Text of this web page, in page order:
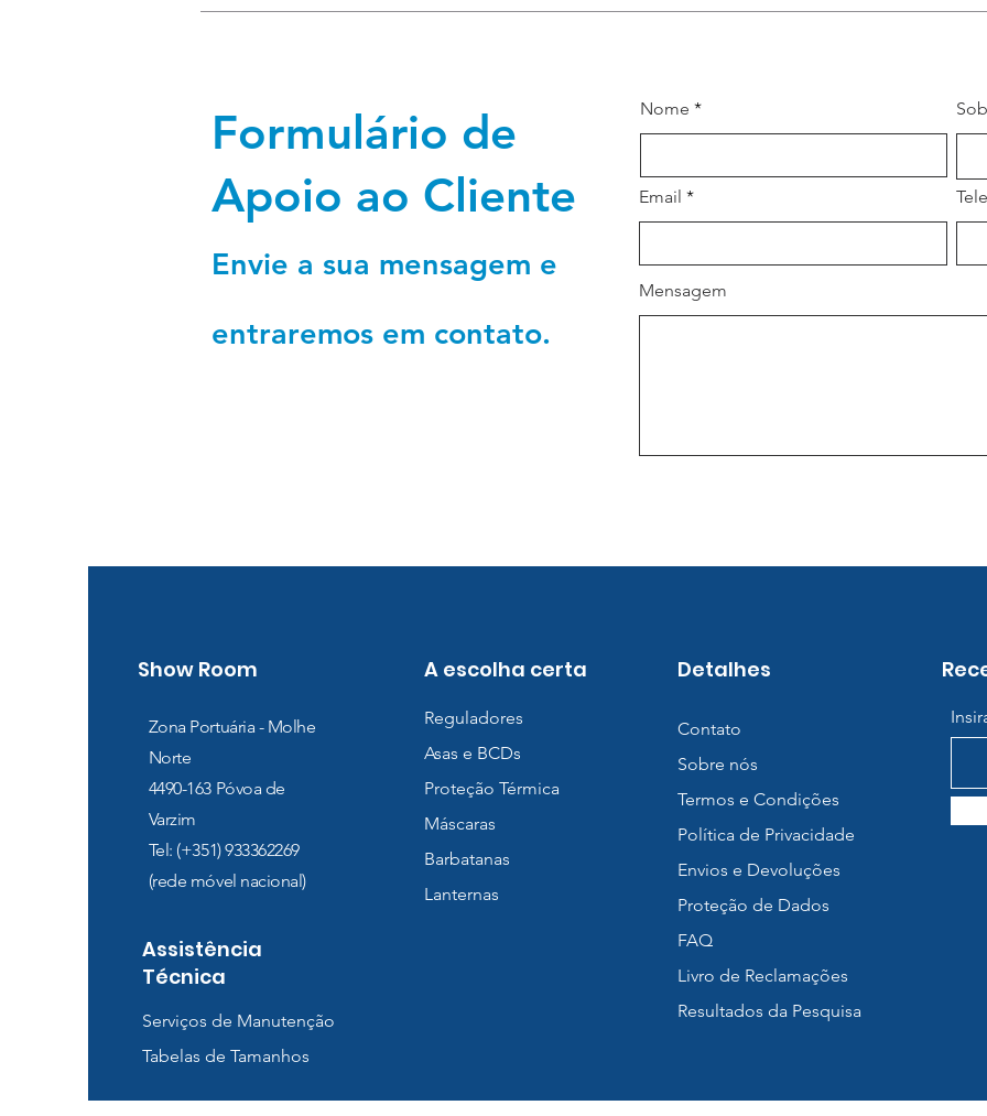
Formulário de
Apoio ao Cliente
Envie a sua mensagem e
entraremos em contato.
Nome
Email
Mensagem
Show Room
Zona Portuária - Molhe
Norte
4490-163 Póvoa de
Varzim
Tel: (+351) 933362269
(rede móvel nacional)
Assistência
Técnica
Serviços de Manutenção
Tabelas de Tamanhos
A escolha certa
Reguladores
Asas e BCDs
Proteção Térmica
Máscaras
Barbatanas
Lanternas
Detalhes
Contato
Sobre nós
Termos e Condições
Política de Privacidade
Envios e Devoluções
Proteção de Dados
FAQ
Livro de Reclamações
Resultados da Pesquisa